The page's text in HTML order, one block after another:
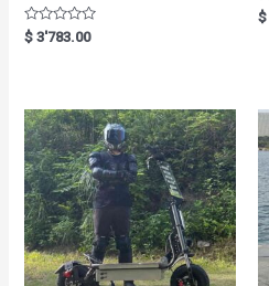
R
a
o
u
t
o
f
5
$ 3'783.00
R
a
u
o
f
5
$